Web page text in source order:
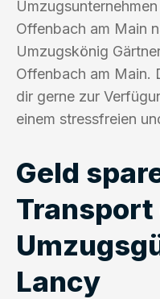
Offenbach am Main
Umzugskönig
Offenbach am Main.
dir gerne zur
einem stressfreien
Geld
Transport
Lancy